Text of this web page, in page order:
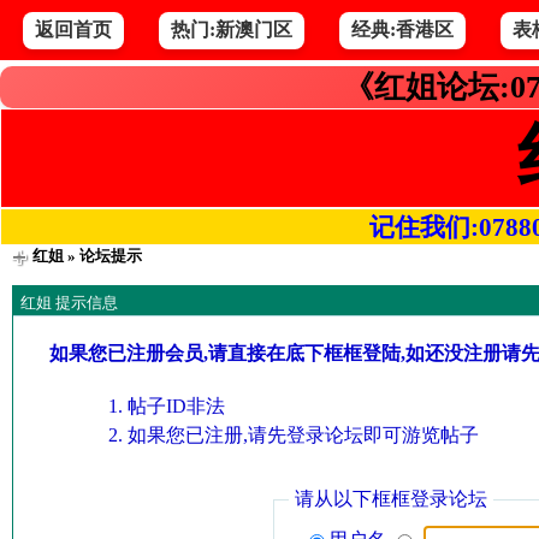
返回首页 热门:新澳门区 经典:香港区 表
《红姐论坛
记住我们
红姐» 论坛提示
红姐 提示信息
如果您已注册会员,请直接在底下框框登陆,如还没注册请
帖子ID非法
如果您已注册,请先登录论坛即可游览帖子
请从以下框框登录论坛